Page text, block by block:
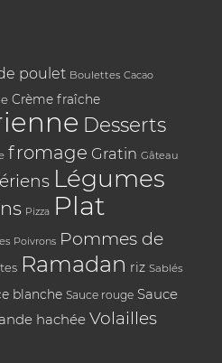
poulet Boulettes Cacao
Crème fraîche
Desserts
fromage Gratin Gâteau
Légumes
Pizza Plat
Poivrons Pommes de
Ramadan riz Sablés
blanche Sauce rouge Sauce
hachée Volailles